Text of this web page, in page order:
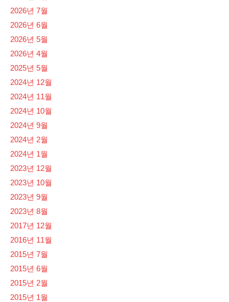
2026년 7월
2026년 6월
2026년 5월
2026년 4월
2025년 5월
2024년 12월
2024년 11월
2024년 10월
2024년 9월
2024년 2월
2024년 1월
2023년 12월
2023년 10월
2023년 9월
2023년 8월
2017년 12월
2016년 11월
2015년 7월
2015년 6월
2015년 2월
2015년 1월